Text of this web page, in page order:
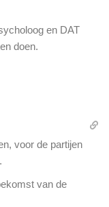
en DAT
doen.
voor de partijen
van de